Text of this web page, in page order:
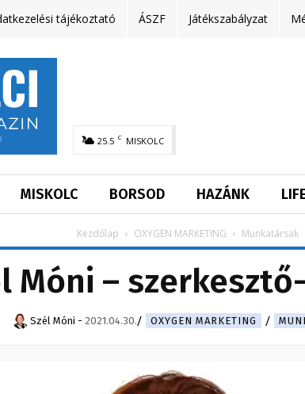
tájékoztató ÁSZF Játékszabályzat
25.5 C MISKOLC
MISKOLC BORSOD HAZÁNK
Kezdőlap OXYGEN MARKETING Munkatársak
Móni –
Szél Móni - 2021.04.30. OXYGEN MARKETING